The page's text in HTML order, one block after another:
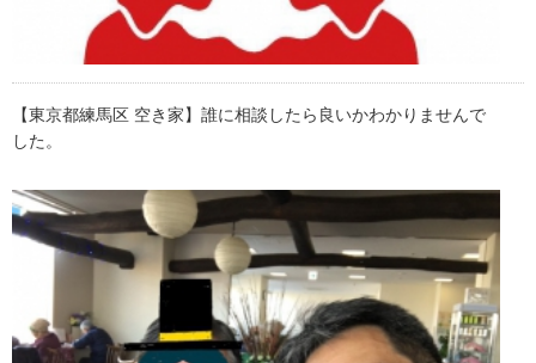
【東京都練馬区 空き家】誰に相談したら良いかわかりませんで
した。